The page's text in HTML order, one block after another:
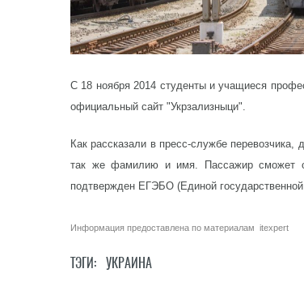
С 18 ноября 2014 студенты и учащиеся
официальный сайт "Укрзализныци".
Как рассказали в пресс-службе
так же фамилию и имя. Пассажир сможет
подтвержден ЕГЭБО (Единой
Информация предоставлена по материалам itexpert
ТЭГИ: УКРАИНА